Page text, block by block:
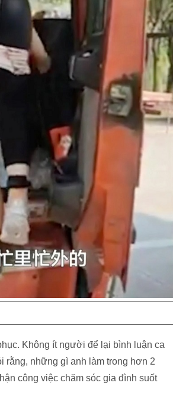
Không ít người để lại bình luận ca
rằng, những gì anh làm trong hơn 2
công việc chăm sóc gia đình suốt